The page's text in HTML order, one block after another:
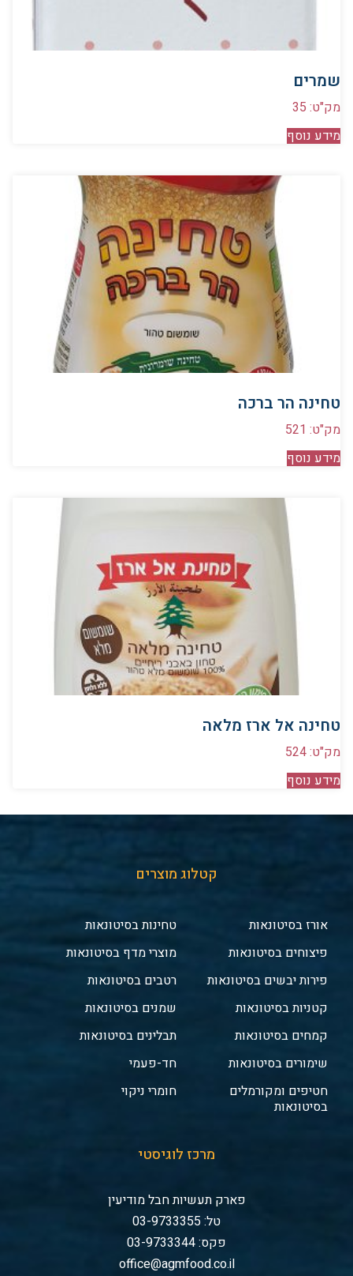
שמרים
מק"ט: 35
מידע נוסף
טחינה הר ברכה
מק"ט: 521
מידע נוסף
טחינה אל ארז מלאה
מק"ט: 524
מידע נוסף
קטלוג מוצרים
אורז בסיטונאות
פיצוחים בסיטונאות
פירות יבשים בסיטונאות
קטניות בסיטונאות
קמחים בסיטונאות
שימורים בסיטונאות
חטיפים ומקורמלים
בסיטונאות
טחינות בסיטונאות
מוצרי מדף בסיטונאות
רטבים בסיטונאות
שמנים בסיטונאות
תבלינים בסיטונאות
חד-פעמי
חומרי ניקוי
מרכז לוגיסטי
פארק תעשיות חבל מודיעין
טל: 03-9733355
פקס: 03-9733344
office@agmfood.co.il